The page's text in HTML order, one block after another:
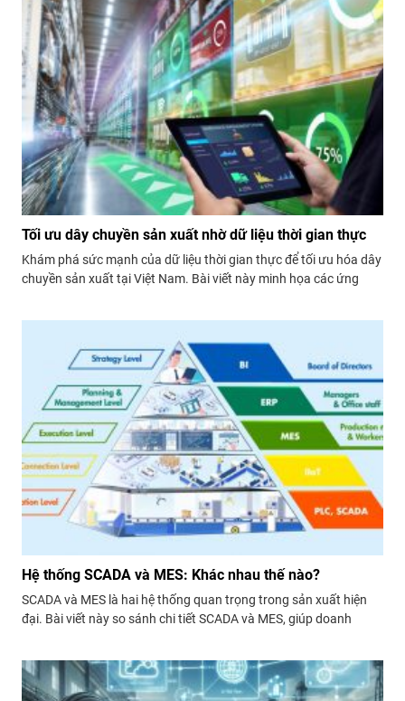
Tối ưu dây chuyền sản xuất nhờ dữ liệu thời gian thực
Khám phá sức mạnh của dữ liệu thời gian thực để tối ưu hóa dây
chuyền sản xuất tại Việt Nam. Bài viết này minh họa các ứng
và nâng cao hiệu quả.
Hệ thống SCADA và MES: Khác nhau thế nào?
SCADA và MES là hai hệ thống quan trọng trong sản xuất hiện
đại. Bài viết này so sánh chi tiết SCADA và MES, giúp doanh
hợp.